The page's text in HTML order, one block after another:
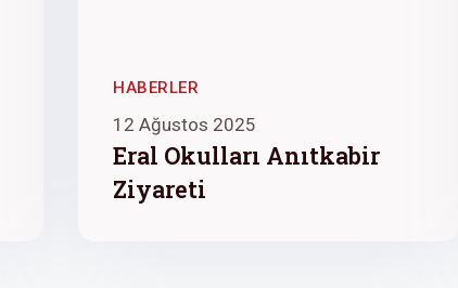
HABERLER
12 Ağustos 2025
Eral Okulları Anıtkabir
Ziyareti